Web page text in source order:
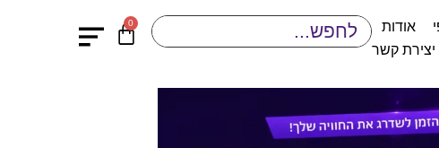
אודות
יצירת קשר
0